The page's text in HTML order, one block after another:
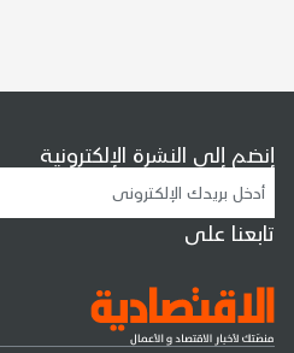
إنضم إلى النشرة الإلكترونية
تابعنا على